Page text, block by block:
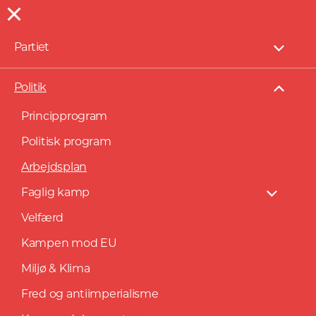
Partiet
Vis
Politik
Vis
Principprogram
Politisk program
Arbejdsplan
Faglig kamp
Vis
Velfærd
Kampen mod EU
Miljø & Klima
Fred og antiimperialisme
Arbejdsplan for
Kommunistisk Parti
Her kan du læse hvad Kommunistisk